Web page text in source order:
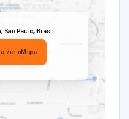
, São Paulo, Brasil
ver oMapa